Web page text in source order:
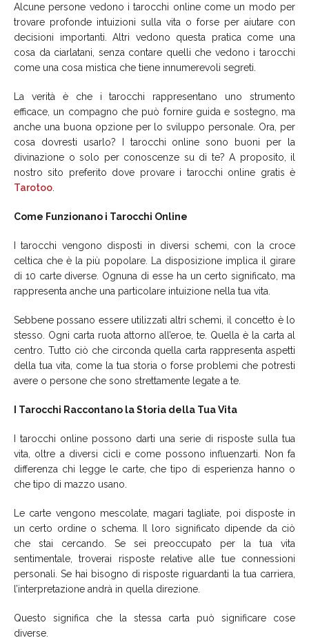
Alcune persone vedono i tarocchi online come un modo per
trovare profonde intuizioni sulla vita o forse per aiutare con
decisioni importanti. Altri vedono questa pratica come una
cosa da ciarlatani, senza contare quelli che vedono i tarocchi
come una cosa mistica che tiene innumerevoli segreti.
La verità è che i tarocchi rappresentano uno strumento
efficace, un compagno che può fornire guida e sostegno, ma
anche una buona opzione per lo sviluppo personale. Ora, per
cosa dovresti usarlo? I tarocchi online sono buoni per la
divinazione o solo per conoscenze su di te? A proposito, il
nostro sito preferito dove provare i tarocchi online gratis è
Tarotoo
Come Funzionano i Tarocchi Online
I tarocchi vengono disposti in diversi schemi, con la croce
celtica che è la più popolare. La disposizione implica il girare
di 10 carte diverse. Ognuna di esse ha un certo significato, ma
rappresenta anche una particolare intuizione nella tua vita.
Sebbene possano essere utilizzati altri schemi, il concetto è lo
stesso. Ogni carta ruota attorno all’eroe, te. Quella è la carta al
centro. Tutto ciò che circonda quella carta rappresenta aspetti
della tua vita, come la tua storia o forse problemi che potresti
avere o persone che sono strettamente legate a te.
I Tarocchi Raccontano la Storia della Tua Vita
I tarocchi online possono darti una serie di risposte sulla tua
vita, oltre a diversi cicli e come possono influenzarti. Non fa
differenza chi legge le carte, che tipo di esperienza hanno o
che tipo di mazzo usano.
Le carte vengono mescolate, magari tagliate, poi disposte in
un certo ordine o schema. Il loro significato dipende da ciò
che stai cercando. Se sei preoccupato per la tua vita
sentimentale, troverai risposte relative alle tue connessioni
personali. Se hai bisogno di risposte riguardanti la tua carriera,
l’interpretazione andrà in quella direzione.
Questo significa che la stessa carta può significare cose
diverse.